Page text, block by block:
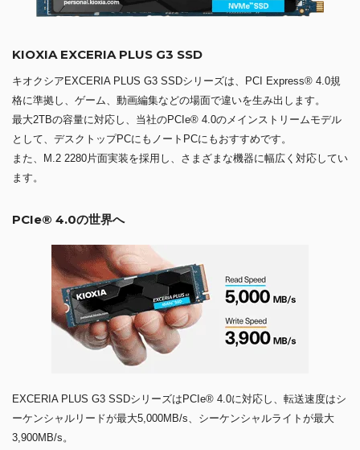
KIOXIA EXCERIA PLUS G3 SSD
キオクシアEXCERIA PLUS G3 SSDシリーズは、PCI Express® 4.0規
格に準拠し、ゲーム、動画編集などの場面で違いを生み出します。
最大2TBの容量に対応し、当社のPCIe® 4.0のメインストリームモデル
として、デスクトップPCにもノートPCにもおすすめです。
また、M.2 2280片面実装を採用し、さまざまな機器に幅広く対応してい
ます。
PCIe® 4.0の世界へ
EXCERIA PLUS G3 SSDシリーズはPCIe® 4.0に対応し、転送速度はシ
ーケンシャルリードが最大5,000MB/s、シーケンシャルライトが最大
3,900MB/s。